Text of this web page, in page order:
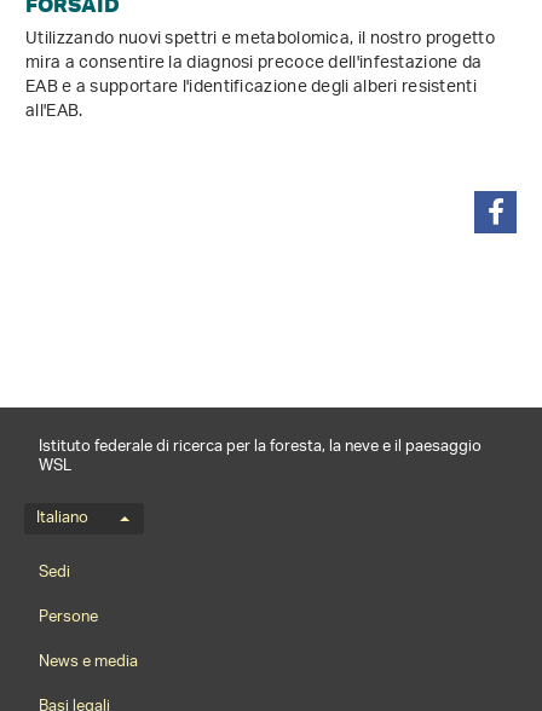
Utilizzando nuovi spettri e metabolomica, il nostro progetto
mira a consentire la diagnosi precoce dell'infestazione da
EAB e a supportare l'identificazione degli alberi resistenti
all'EAB.
Istituto federale di ricerca per la foresta, la neve e il paesaggio
WSL
Menu della lingua
Italiano
Footernavigation
Sedi
Persone
News e media